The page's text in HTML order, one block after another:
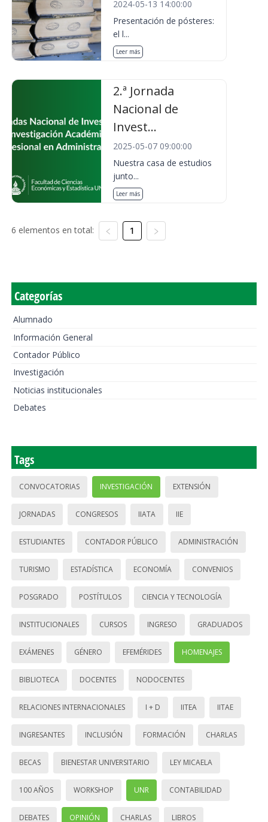
2024-05-13 14:00:00
Presentación de pósteres:
el l...
Leer más
2.ª Jornada
Nacional de
Invest...
2025-05-07 09:00:00
Nuestra casa de estudios
junto...
Leer más
6 elementos en total: 1
Categorías
Alumnado
Información General
Contador Público
Investigación
Noticias institucionales
Debates
Tags
CONVOCATORIAS INVESTIGACIÓN EXTENSIÓN
JORNADAS CONGRESOS IIATA IIE
ESTUDIANTES CONTADOR PÚBLICO ADMINISTRACIÓN
TURISMO ESTADÍSTICA ECONOMÍA CONVENIOS
POSGRADO POSTÍTULOS CIENCIA Y TECNOLOGÍA
INSTITUCIONALES CURSOS INGRESO GRADUADOS
EXÁMENES GÉNERO EFEMÉRIDES HOMENAJES
BIBLIOTECA DOCENTES NODOCENTES
RELACIONES INTERNACIONALES I + D IITEA IITAE
INGRESANTES INCLUSIÓN FORMACIÓN CHARLAS
BECAS BIENESTAR UNIVERSITARIO LEY MICAELA
100 AÑOS WORKSHOP UNR CONTABILIDAD
DEBATES OPINIÓN CHARLAS LIBROS